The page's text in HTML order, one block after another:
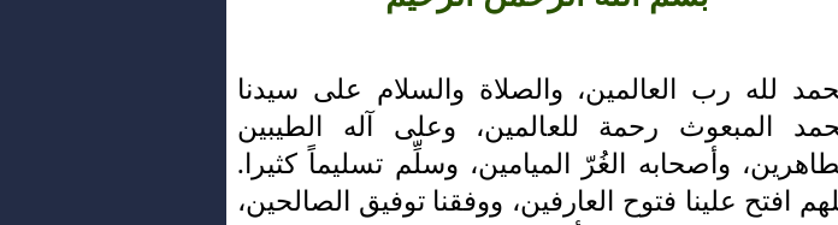
لله رب العالمين، والصلاة والسلام على سيدنا
المبعوث رحمة للعالمين، وعلى آله الطيبين
وأصحابه الغُرّ الميامين، وسلِّم تسليماً كثيرا.
افتح علينا فتوح العارفين، ووفقنا توفيق الصالحين،